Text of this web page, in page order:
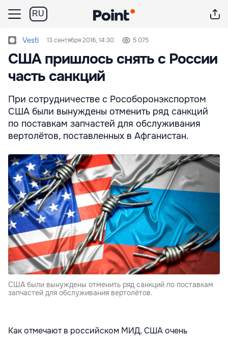
RU
Vesti 13 сентября 2016, 14:30 5 075
США пришлось снять с России
часть санкций
При сотрудничестве с Рособоронэкспортом
США были вынуждены отменить ряд санкций
по поставкам запчастей для обслуживания
вертолётов, поставленных в Афганистан.
США были вынуждены отменить ряд санкций по поставкам
запчастей для обслуживания вертолётов.
Как отмечают в российском МИД, США очень